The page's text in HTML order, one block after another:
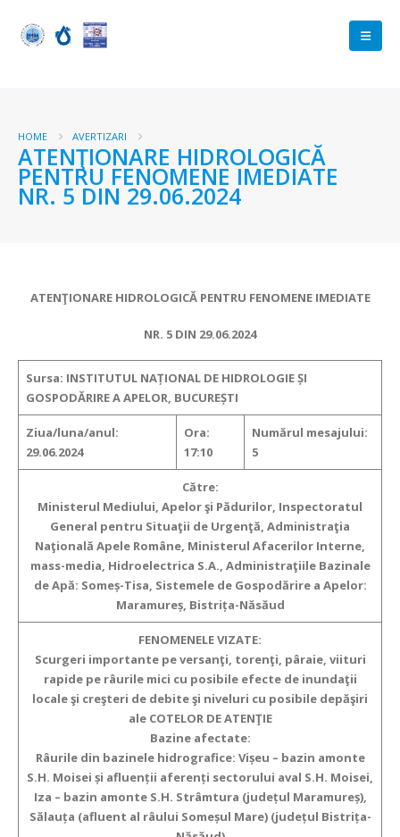
HOME AVERTIZARI
ATENŢIONARE HIDROLOGICĂ
PENTRU FENOMENE IMEDIATE
NR. 5 DIN 29.06.2024
ATENŢIONARE HIDROLOGICĂ PENTRU FENOMENE IMEDIATE
NR. 5 DIN 29.06.2024
Sursa: INSTITUTUL NAȚIONAL DE HIDROLOGIE ȘI
GOSPODĂRIRE A APELOR, BUCUREȘTI
Ziua/luna/anul:
29.06.2024
Ora:
17:10
Numărul mesajului:
5
Către:
Ministerul Mediului, Apelor şi Pădurilor, Inspectoratul
General pentru Situaţii de Urgenţă, Administraţia
Naţională Apele Române, Ministerul Afacerilor Interne,
mass-media, Hidroelectrica S.A., Administraţiile Bazinale
de Apă: Someș-Tisa, Sistemele de Gospodărire a Apelor:
Maramureș, Bistrița-Năsăud
FENOMENELE VIZATE:
Scurgeri importante pe versanţi, torenţi, pâraie, viituri
rapide pe râurile mici cu posibile efecte de inundaţii
locale şi creşteri de debite şi niveluri cu posibile depăşiri
ale COTELOR DE ATENŢIE
Bazine afectate:
Râurile din bazinele hidrografice: Vișeu – bazin amonte
S.H. Moisei și afluenții aferenți sectorului aval S.H. Moisei,
Iza – bazin amonte S.H. Strâmtura (județul Maramureș),
Sălauța (afluent al râului Someșul Mare) (județul Bistrița-